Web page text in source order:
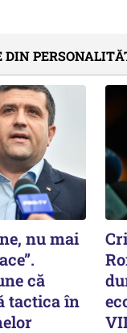
nu mai
că
tactica în